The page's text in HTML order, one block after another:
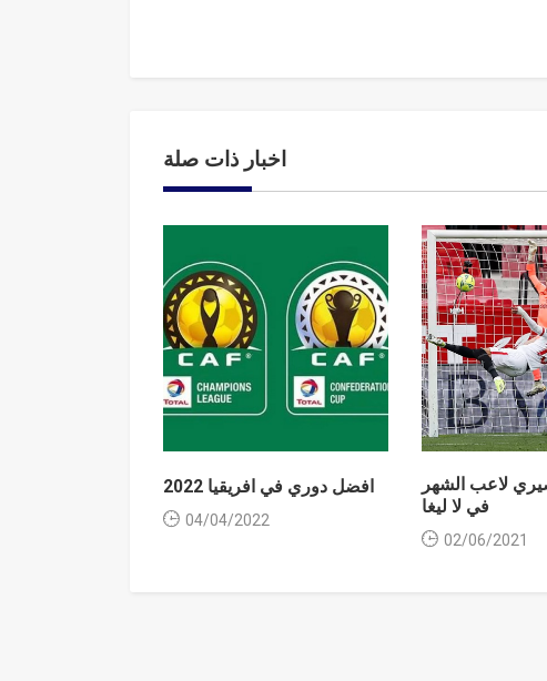
اخبار ذات صلة
افضل دوري في افريقيا 2022
04/04/2022
لاعب الشهر
في لا ليغا
02/06/2021